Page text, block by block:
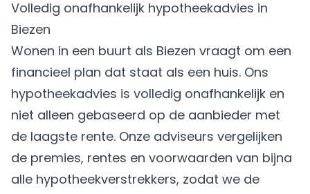
Volledig onafhankelijk hypotheekadvies in
Biezen
Wonen in een buurt als Biezen vraagt om een
financieel plan dat staat als een huis. Ons
hypotheekadvies is volledig onafhankelijk en
niet alleen gebaseerd op de aanbieder met
de laagste rente. Onze adviseurs vergelijken
de premies, rentes en voorwaarden van bijna
alle hypotheekverstrekkers, zodat we de